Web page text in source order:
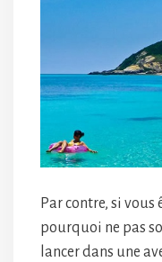
Par contre, si
pourquoi ne pas
lancer dans une